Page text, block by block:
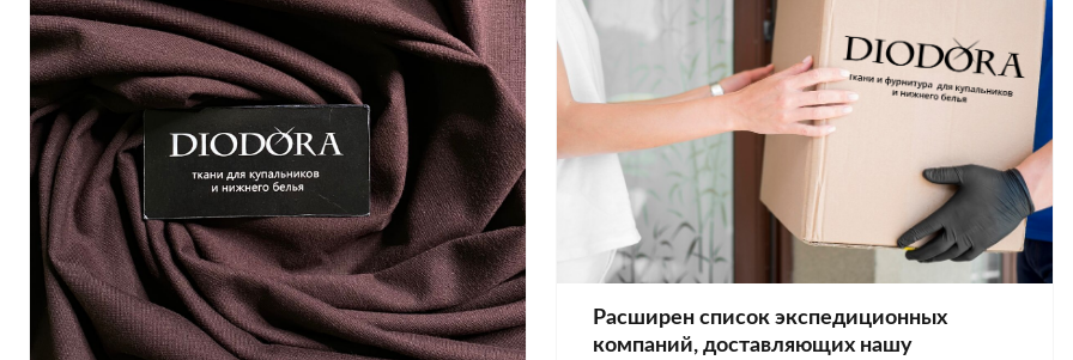
Расширен список экспедиционных
компаний, доставляющих нашу